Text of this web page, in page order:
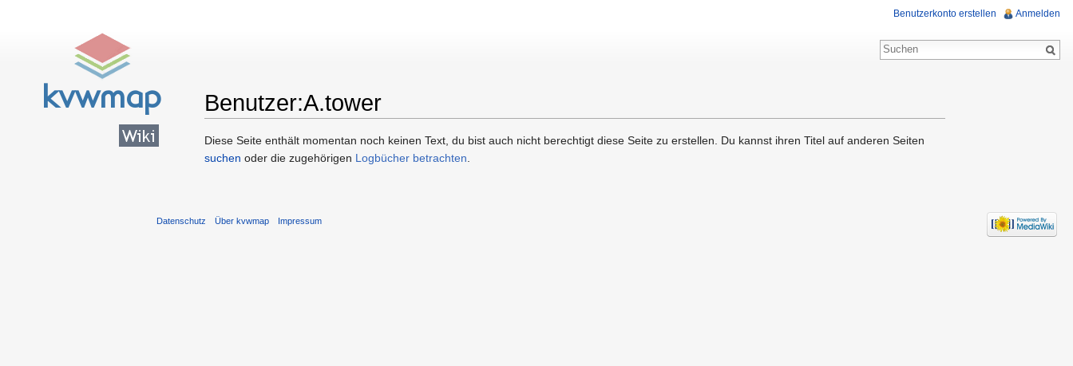
Benutzer:A.tower
Diese Seite enthält momentan noch keinen Text, du bist auch nicht berechtigt diese Seite zu erstellen. Du kannst ihren Titel auf anderen Seiten
suchen oder die zugehörigen Logbücher betrachten.
Benutzerkonto erstellen Anmelden
Datenschutz Über kvwmap Impressum